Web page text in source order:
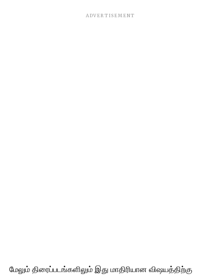
ADVERTISEMENT
மேலும் திரைப்படங்களிலும் இது மாதிரியான விஷயத்திற்கு